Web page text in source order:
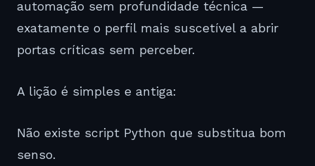
automação sem profundidade técnica —
exatamente o perfil mais suscetível a abrir
portas críticas sem perceber.
A lição é simples e antiga:
Não existe script Python que substitua bom
senso.